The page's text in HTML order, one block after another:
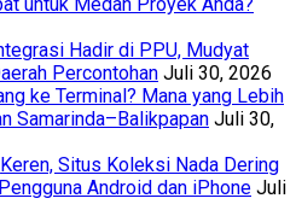
Hadir di PPU, Mudyat
Percontohan Juli 30, 2026
ke Terminal? Mana yang Lebih
Samarinda–Balikpapan Juli 30,
Situs Koleksi Nada Dering
Android dan iPhone Juli